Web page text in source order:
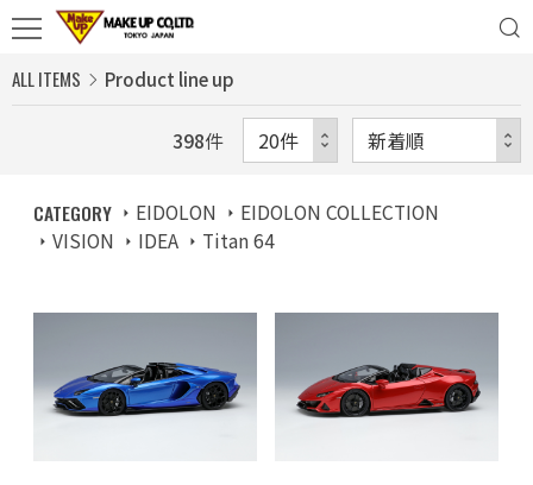
ALL ITEMS Product line up
398件
CATEGORY EIDOLON
EIDOLON COLLECTION
VISION
IDEA Titan 64